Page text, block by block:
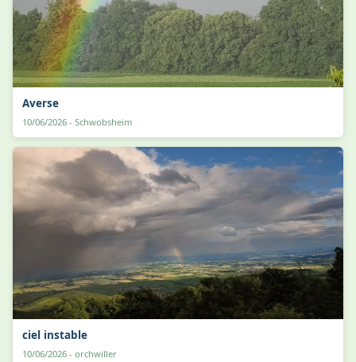
Averse
10/06/2026 - Schwobsheim
ciel instable
10/06/2026 - orchwiller